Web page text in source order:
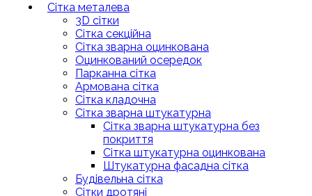
Сітка металева
3D сітки
Сітка секційна
Сітка зварна оцинкована
Оцинкований осередок
Парканна сітка
Армована сітка
Cітка кладочна
Сітка зварна штукатурна
Сітка зварна штукатурна без
покриття
Сітка штукатурна оцинкована
Штукатурна фасадна сітка
Будівельна сітка
Сітки дротяні